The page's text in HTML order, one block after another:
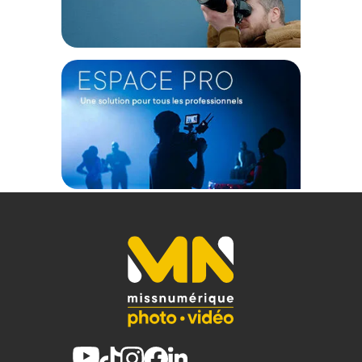
ÉCLAIRAGE
Consommation max. : 18W
Température de couleur : 2500 à 8500K
TLCI : 99
Photométrie : 2100 lux à 0,5m
PRATIQUE
Système de refroidissement : Passif
Type : Batterie intégrée
Tension de fonctionnement : 7,4 VDC
Sortie d'alimentation : USB-A